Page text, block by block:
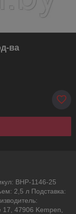
ва
BHP-1146-25
2,5 л Подставка:
47906 Kempen,